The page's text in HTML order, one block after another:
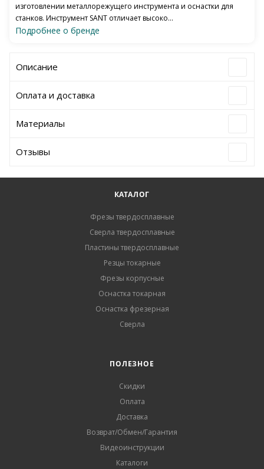
изготовлении металлорежущего инструмента и оснастки для
станков. Инструмент SANT отличает высоко...
Подробнее о бренде
Описание
Оплата и доставка
Материалы
Отзывы
КАТАЛОГ
Фрезы твердосплавные
Сверла твердосплавные
Пластины твердосплавные
Резцы токарные
Фрезы корпусные
Оснастка токарная
Оснастка фрезерная
Сверла
ПОЛЕЗНОЕ
Скидки
Оплата
Доставка
Возврат/Обмен/Гарантия
Видеоинструкции
Каталоги